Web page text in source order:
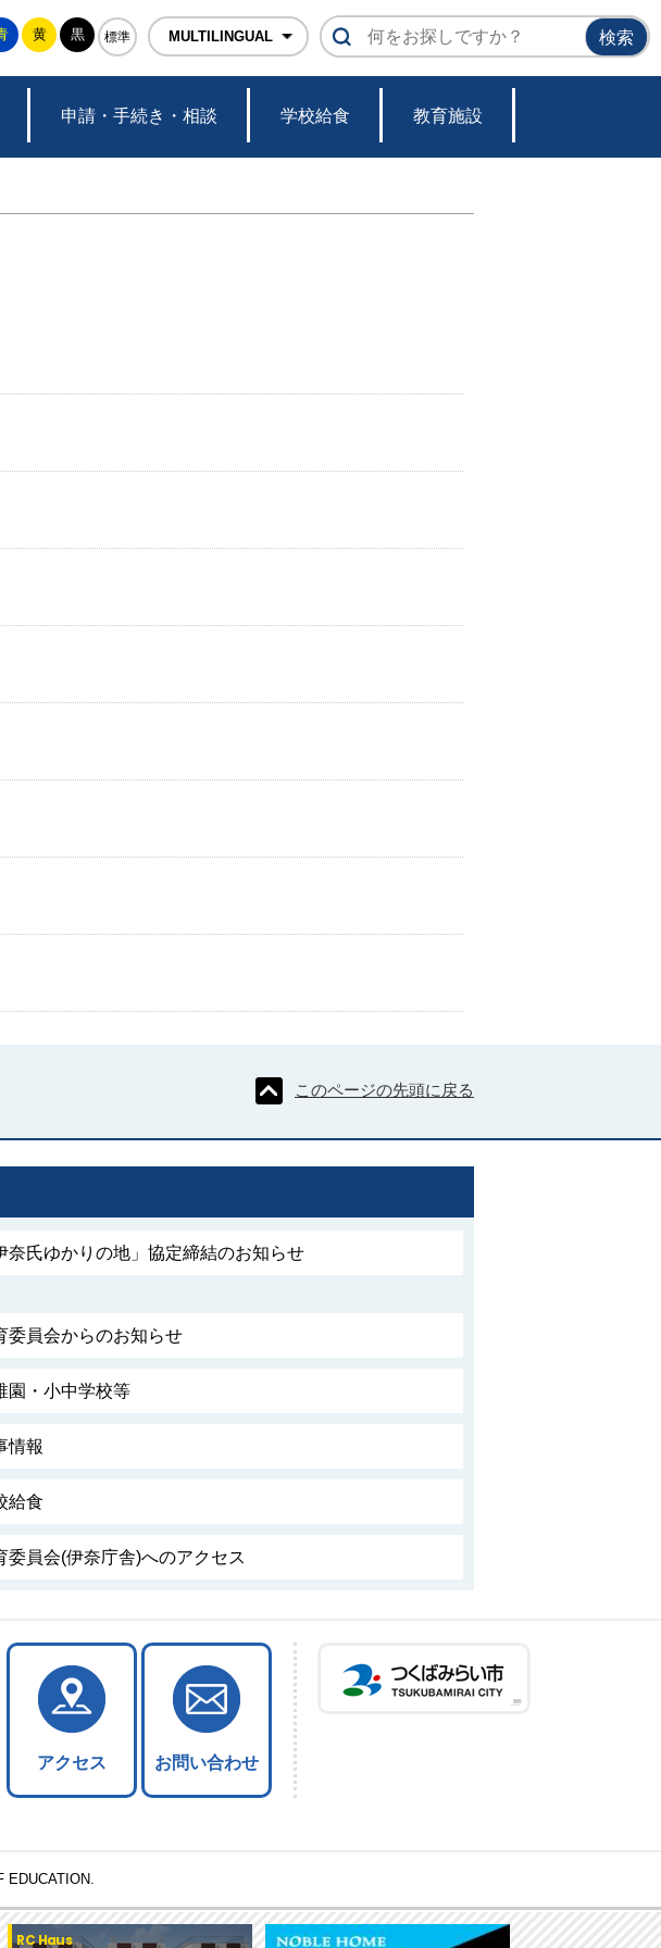
つくばみらい市教育委員会ホームページ
黄 黒 標準 MULTILINGUAL
申請・手続き・相談 学校給食 教育施設
このページの先頭に戻る
奈氏ゆかりの地」協定締結のお知らせ
委員会からのお知らせ
園・小中学校等
情報
給食
委員会(伊奈庁舎)へのアクセス
アクセス お問い合わせ
EDUCATION.